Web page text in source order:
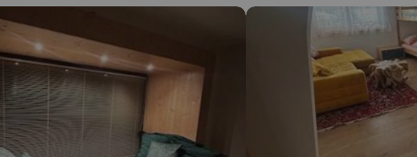
Prueba a modificar el destino.